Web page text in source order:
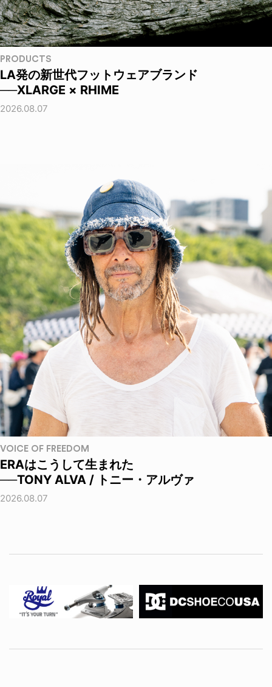
PRODUCTS
LA発の新世代フットウェアブランド
──XLARGE × RHIME
2026.08.07
VOICE OF FREEDOM
ERAはこうして生まれた
──TONY ALVA / トニー・アルヴァ
2026.08.07